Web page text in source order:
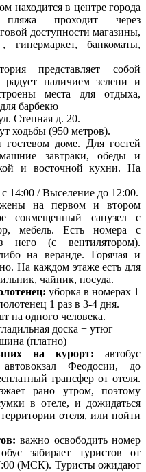
находится в центре города
проходит через
доступности магазины,
банкоматы,
представляет собой
наличием зелени и
места для отдыха,
барбекю
Степная д. 20.
ходьбы (950 метров).
доме. Для гостей
завтраки, обеды и
и восточной кухни. На
с 14:00 / Выселение до 12:00.
на первом и втором
совмещенный санузел с
мебель. Есть номера с
него (с вентилятором).
на веранде. Горячая и
На каждом этаже есть для
чайник, посуда.
уборка в номерах 1
1 раз в 3-4 дня.
на одного человека.
доска + утюг
(платно)
на курорт: автобус
Феодосии, до
трансфер от отеля.
рано утром, поэтому
в отеле, и дожидаться
отеля, или пойти
важно освободить номер
забирает туристов от
(МСК). Туристы ожидают